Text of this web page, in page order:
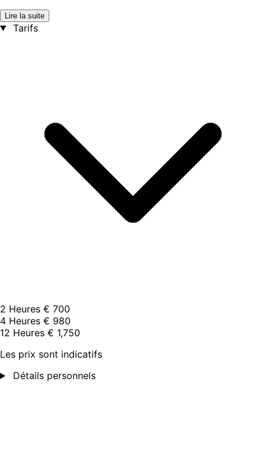
Lire la suite
Tarifs
2 Heures € 700
4 Heures € 980
12 Heures € 1,750
Les prix sont indicatifs
Détails personnels